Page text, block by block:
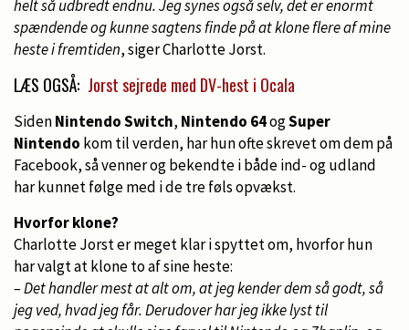
helt så udbredt endnu. Jeg synes også selv, det er enormt
spændende og kunne sagtens finde på at klone flere af mine
heste i fremtiden, siger Charlotte Jorst.
LÆS OGSÅ: Jorst sejrede med DV-hest i Ocala
SidenNintendo Switch, Nintendo 64ogSuper
Nintendo kom til verden, har hun ofte skrevet om dem på
Facebook, så venner og bekendte i både ind- og udland
har kunnet følge med i de tre føls opvækst.
Hvorfor klone?
Charlotte Jorst er meget klar i spyttet om, hvorfor hun
har valgt at klone to af sine heste:
– Det handler mest at alt om, at jeg kender dem så godt, så
jeg ved, hvad jeg får. Derudover har jeg ikke lyst til